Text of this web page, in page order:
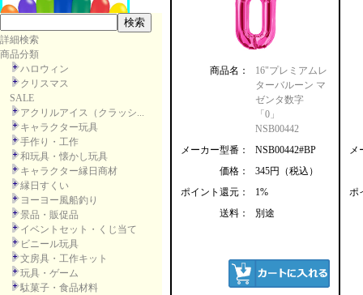
詳細検索
商品分類
ハロウィン
クリスマス
SALE
アクリルアイス（クラッシ...
キャラクター玩具
手作り・工作
和玩具・懐かし玩具
キャラクター縁日商材
縁日すくい
ヨーヨー風船釣り
景品・販促品
イベントセット・くじ当て
ビニール玩具
文房具・工作キット
玩具・ゲーム
駄菓子・食品材料
商品名：
16"プレミアムレ
ターバルーン マ
ゼンタ数字
「0」
NSB00442
メーカー型番：
NSB00442#BP
価格：
345円（税込）
ポイント還元：
1%
送料：
別途
メ
ポ